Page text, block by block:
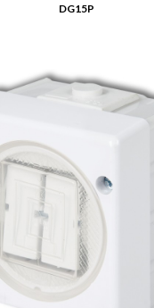
DG15P